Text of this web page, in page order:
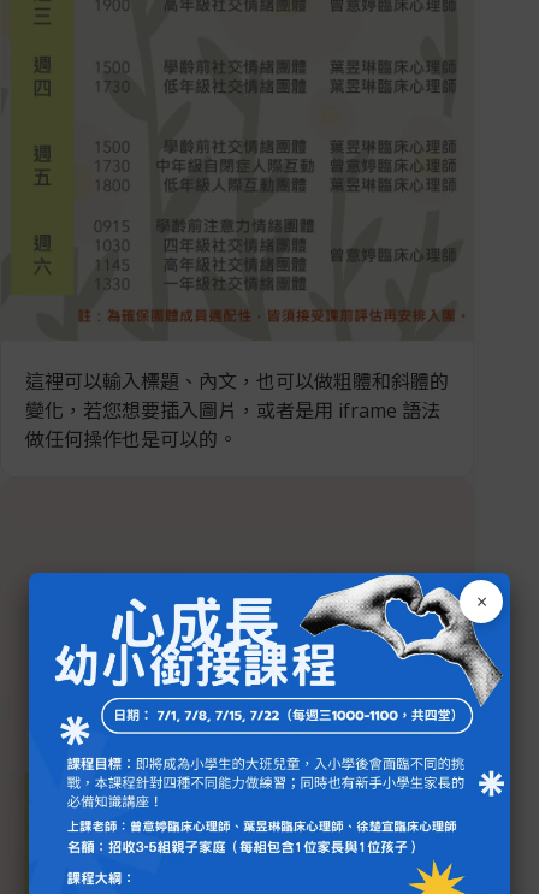
這裡可以輸入標題、內文，也可以做粗體和斜體的
變化，若您想要插入圖片，或者是用 iframe 語法
做任何操作也是可以的。
×